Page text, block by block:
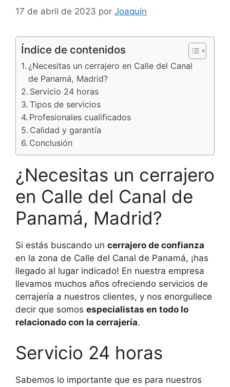
17 de abril de 2023 por Joaquín
Índice de contenidos
¿Necesitas un cerrajero en Calle del Canal
de Panamá, Madrid?
Servicio 24 horas
Tipos de servicios
Profesionales cualificados
Calidad y garantía
Conclusión
¿Necesitas un cerrajero
en Calle del Canal de
Panamá, Madrid?
Si estás buscando un cerrajero de confianza
en la zona de Calle del Canal de Panamá, ¡has
llegado al lugar indicado! En nuestra empresa
llevamos muchos años ofreciendo servicios de
cerrajería a nuestros clientes, y nos enorgullece
decir que somos especialistas en todo lo
relacionado con la cerrajería.
Servicio 24 horas
Sabemos lo importante que es para nuestros